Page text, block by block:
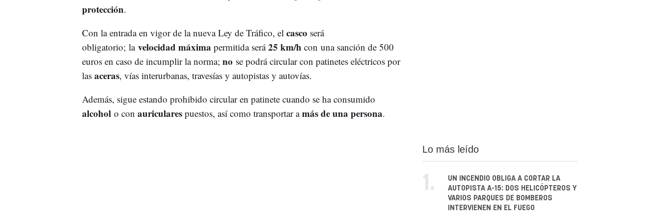
protección.
Con la entrada en vigor de la nueva Ley de Tráfico, el casco será
obligatorio; lavelocidad máxima permitida será25 km/h con una sanción de 500
euros en caso de incumplir la norma; no se podrá circular con patinetes eléctricos por
las aceras, vías interurbanas, travesías y autopistas y autovías.
Además, sigue estando prohibido circular en patinete cuando se ha consumido
alcohol o con auriculares puestos, así como transportar amás de una persona.
Lo más leído
1.
UN INCENDIO OBLIGA A CORTAR LA
AUTOPISTA A-15: DOS HELICÓPTEROS Y
VARIOS PARQUES DE BOMBEROS
INTERVIENEN EN EL FUEGO